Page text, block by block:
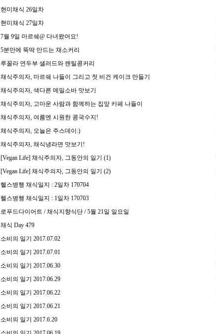
현미채식 26일차
현미채식 27일차
7월 9일 마르쉐@ 다녀왔어요!
5분만에 뚝딱 만드는 채소커리
루꼴라 연두부 샐러드와 랜틸콩커리
채식주의자, 마르쉐 나들이 그리고 첫 비건 케이크 만들기
채식주의자, 색다른 메밀소바 맛보기
채식주의자, 고마운 사람과 함께하는 집앞 카페 나들이
채식주의자, 여름엔 시원한 콩국수지!
채식주의자, 오늘은 주스데이:)
채식주의자, 채식냉라면 맛보기!
[Vegan Life] 채식주의자, 그동안의 일기 (1)
[Vegan Life] 채식주의자, 그동안의 일기 (2)
헬스병행 채식일지 : 2일차 170704
헬스병행 채식일지 : 1일차 170703
로푸드다이어트 / 채식지향식단 / 5월 21일 일요일
채식 Day 479
소비의 일기 2017.07.02
소비의 일기 2017.07.01
소비의 일기 2017.06.30
소비의 일기 2017.06.29
소비의 일기 2017.06.22
소비의 일기 2017.06.21
소비의 일기 2017.6.20